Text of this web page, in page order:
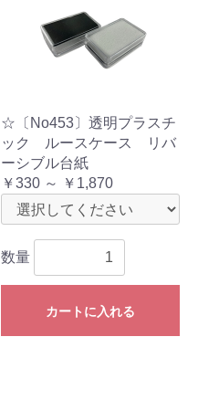
☆〔No453〕透明プラスチ
ック ルースケース リバ
ーシブル台紙
￥330 ～ ￥1,870
数量
カートに入れる